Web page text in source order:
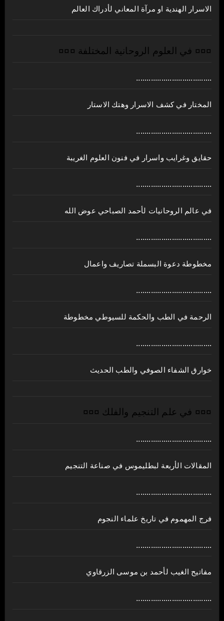
الاسرار الهندية او مرآة المعاني لأدراك العالم
¤¤¤ في العلوم الروحانية المختلفة ¤¤¤
....................................
المختار في كشف الاسرار وهتك الاستار
....................................
حقايق وغرايب واسرار في فنون العلوم الغريبة
....................................
في عالم الروحانيات لأحمد الصباحي عوض الله
....................................
مخطوطة دعوة البسملة تصاريف واعمال
....................................
الرحمة في الطب والحكمة للسيوطي مخطوطة
....................................
خوارق الشفاء الصوفي والطب الحديث
¤¤¤ في علم التنجيم والفلك ¤¤¤
....................................
المقالات الأربعة لبطليموس في صناعة التنجيم
....................................
فرج المهموم في تاريخ علماء النجوم
....................................
مفاتيح الغيب لأحمد بن موسى الزرقاوي
....................................